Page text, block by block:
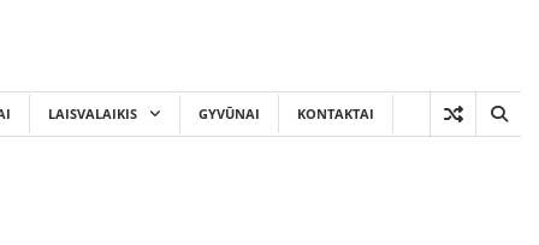
LAISVALAIKIS GYVŪNAI KONTAKTAI